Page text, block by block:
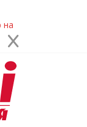
на
депутата
рідкісних